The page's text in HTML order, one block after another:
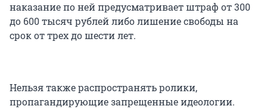
наказание по ней предусматривает штраф от 300
до 600 тысяч рублей либо лишение свободы на
срок от трех до шести лет.
Нельзя также распространять ролики,
пропагандирующие запрещенные идеологии.